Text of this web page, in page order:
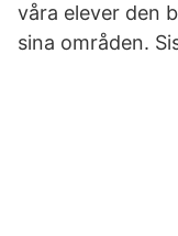
våra elever den
sina områden.